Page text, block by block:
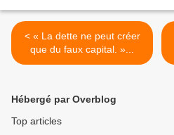
< « La dette ne peut créer
que du faux capital. »...
Hébergé par Overblog
Top articles